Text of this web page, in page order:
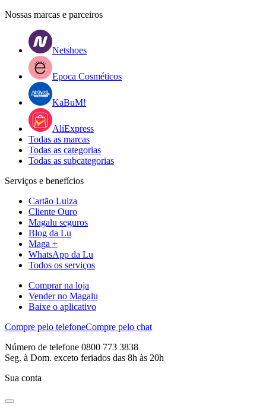
Nossas marcas e parceiros
Netshoes
Epoca Cosméticos
KaBuM!
AliExpress
Todas as marcas
Todas as categorias
Todas as subcategorias
Serviços e benefícios
Cartão Luiza
Cliente Ouro
Magalu seguros
Blog da Lu
Maga +
WhatsApp da Lu
Todos os serviços
Comprar na loja
Vender no Magalu
Baixe o aplicativo
Compre pelo telefoneCompre pelo chat
Número de telefone 0800 773 3838
Seg. à Dom. exceto feriados das 8h às 20h
Sua conta